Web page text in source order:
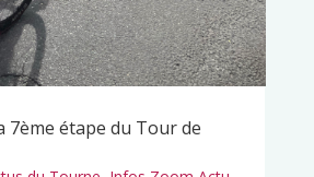
7ème étape du Tour de